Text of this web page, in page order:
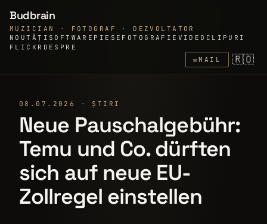
Budbrain
MUZICIAN · FOTOGRAF · DEZVOLTATOR
NOUTĂȚI SOFTWARE PIESE FOTOGRAFIE VIDEOCLIPURI
FLICKR DESPRE
✉MAIL 🇷🇴
08.07.2026 · ȘTIRI
Neue Pauschalgebühr:
Temu und Co. dürften
sich auf neue EU-
Zollregel einstellen